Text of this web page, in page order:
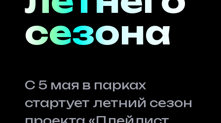
сезона
С 5 мая в парках
стартует летний сезон